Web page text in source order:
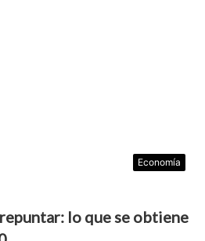
Economía
lo que se obtiene